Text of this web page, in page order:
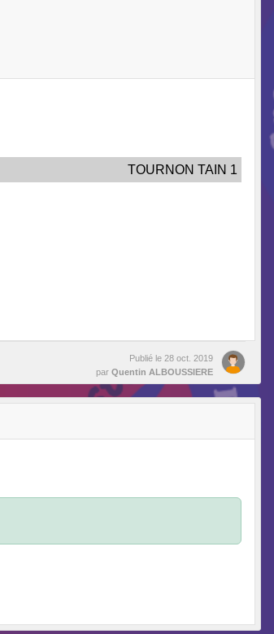
TOURNON TAIN 1
Publié le 28 oct. 2019
par Quentin ALBOUSSIERE